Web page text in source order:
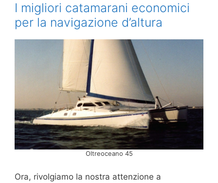
I migliori catamarani economici
per la navigazione d’altura
Oltreoceano 45
Ora, rivolgiamo la nostra attenzione a